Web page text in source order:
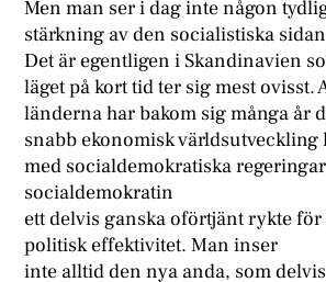
Men man ser i dag inte någon
stärkning av den socialistiska
Det är egentligen i Skandinavien
läget på kort tid ter sig mest ovisst.
länderna har bakom sig många år
snabb ekonomisk världsutveckling
med socialdemokratiska
socialdemokratin
ett delvis ganska oförtjänt rykte
politisk effektivitet. Man inser
inte alltid den nya anda, som